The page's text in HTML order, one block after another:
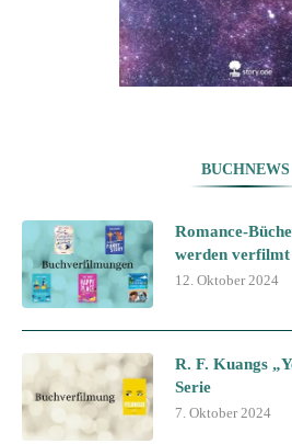
BUCHNEWS
Romance-
werden verfilmt
12. Oktober 2024
R. F. Kuangs
Serie
7. Oktober 2024